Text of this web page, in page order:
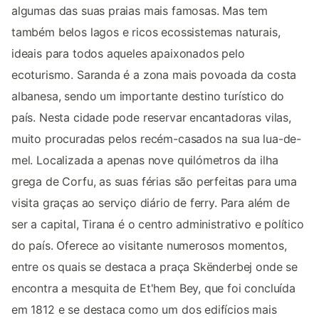
algumas das suas praias mais famosas. Mas tem
também belos lagos e ricos ecossistemas naturais,
ideais para todos aqueles apaixonados pelo
ecoturismo. Saranda é a zona mais povoada da costa
albanesa, sendo um importante destino turístico do
país. Nesta cidade pode reservar encantadoras vilas,
muito procuradas pelos recém-casados na sua lua-de-
mel. Localizada a apenas nove quilómetros da ilha
grega de Corfu, as suas férias são perfeitas para uma
visita graças ao serviço diário de ferry. Para além de
ser a capital, Tirana é o centro administrativo e político
do país. Oferece ao visitante numerosos momentos,
entre os quais se destaca a praça Skënderbej onde se
encontra a mesquita de Et'hem Bey, que foi concluída
em 1812 e se destaca como um dos edifícios mais